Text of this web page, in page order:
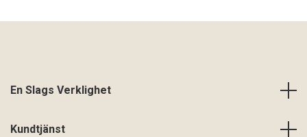
En Slags Verklighet
Kundtjänst